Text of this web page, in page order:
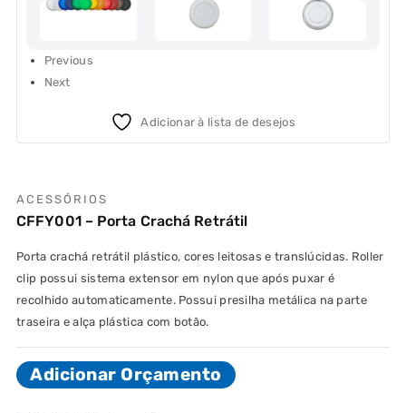
Previous
Next
Adicionar à lista de desejos
ACESSÓRIOS
CFFY001 – Porta Crachá Retrátil
Porta crachá retrátil plástico, cores leitosas e translúcidas. Roller
clip possui sistema extensor em nylon que após puxar é
recolhido automaticamente. Possui presilha metálica na parte
traseira e alça plástica com botão.
Adicionar Orçamento